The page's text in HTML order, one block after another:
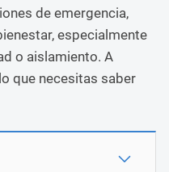
de emergencia,
especialmente
o aislamiento. A
que necesitas saber